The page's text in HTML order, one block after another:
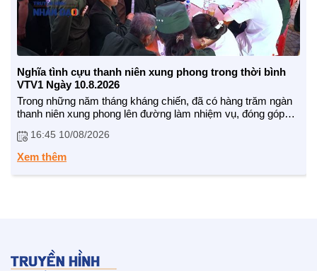
LIÊN HỆ
Nghĩa tình cựu thanh niên xung phong trong thời bình
VTV1 Ngày 10.8.2026
Trong những năm tháng kháng chiến, đã có hàng trăm ngàn
thanh niên xung phong lên đường làm nhiệm vụ, đóng góp
mảnh đất miền trung, Hội Cựu Thanh niên xung phong Việt
Nam đã tổ chức nhiều hoạt động ý nghĩa tại hai tỉnh Hà Tĩnh
và Quảng Trị.
Theo dõi chúng tôi:
Youtube: https://www.youtube.com/channel/UCdHH...
Trân trọng cảm ơn !
16:45 10/08/2026
Xem thêm